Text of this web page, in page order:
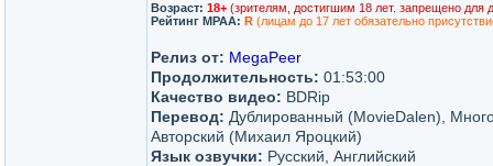
Возраст: 18+ (зрителям, достигшим 18 лет. запрещено для
Рейтинг MPAA: R (лицам до 17 лет обязательно
Релиз от: MegaPeer
Продолжительность: 01:53:00
Качество видео: BDRip
Перевод: Дублированный (MovieDalen),
Авторский (Михаил Яроцкий)
Язык озвучки: Русский, Английский